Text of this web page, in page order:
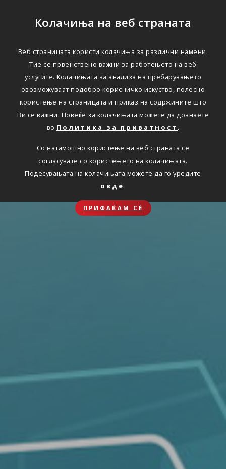
Колачиња на веб страната
Веб страницата користи колачиња за различни намени.
Тие се првенствено важни за работењето на веб
услугите. Колачињата за анализа на пребарувањето
овозможуваат подобро корисничко искуство, полесно
користење на страницата и приказ на содржините што
Ви се важни. Повеќе за колачињата можете да дознаете
во Политика за приватност .
Со натамошно користење на веб страната се
согласувате со користењето на колачињата.
Подесувањата на колачињата можете да го уредите
овде .
ПРИФАЌАМ СЀ